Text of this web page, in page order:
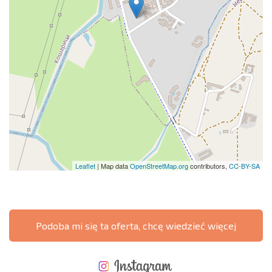
Leaflet | Map dataOpenStreetMap.orgcontributors, CC-BY-SA
Podoba mi się ta oferta, chcę wiedzieć więcej